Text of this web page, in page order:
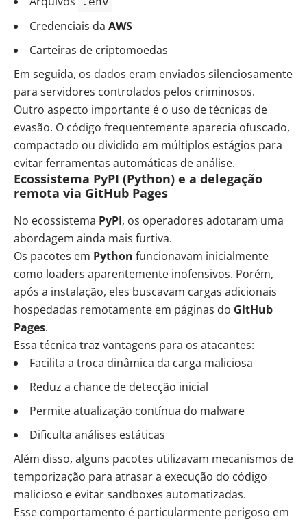
Credenciais da AWS
Carteiras de criptomoedas
Em seguida, os dados eram enviados silenciosamente
para servidores controlados pelos criminosos.
Outro aspecto importante é o uso de técnicas de
evasão. O código frequentemente aparecia ofuscado,
compactado ou dividido em múltiplos estágios para
evitar ferramentas automáticas de análise.
Ecossistema PyPI (Python) e a delegação
remota via GitHub Pages
No ecossistema PyPI, os operadores adotaram uma
abordagem ainda mais furtiva.
Os pacotes em Python funcionavam inicialmente
como loaders aparentemente inofensivos. Porém,
após a instalação, eles buscavam cargas adicionais
hospedadas remotamente em páginas do GitHub
Pages.
Essa técnica traz vantagens para os atacantes:
Facilita a troca dinâmica da carga maliciosa
Reduz a chance de detecção inicial
Permite atualização contínua do malware
Dificulta análises estáticas
Além disso, alguns pacotes utilizavam mecanismos de
temporização para atrasar a execução do código
malicioso e evitar sandboxes automatizadas.
Esse comportamento é particularmente perigoso em